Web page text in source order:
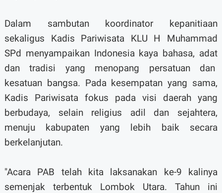
Dalam sambutan koordinator kepanitiaan
sekaligus Kadis Pariwisata KLU H Muhammad
SPd menyampaikan Indonesia kaya bahasa, adat
dan tradisi yang menopang persatuan dan
kesatuan bangsa. Pada kesempatan yang sama,
Kadis Pariwisata fokus pada visi daerah yang
berbudaya, selain religius adil dan sejahtera,
menuju kabupaten yang lebih baik secara
berkelanjutan.
"Acara PAB telah kita laksanakan ke-9 kalinya
semenjak terbentuk Lombok Utara. Tahun ini